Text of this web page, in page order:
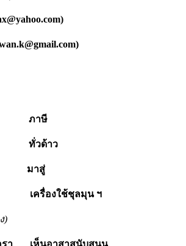
)
)
วง ภาษี
ดี ทั่วด้าว
มาสู่
เครื่องใช้ชุลมุน ฯ
)
รา เห็นอาสาสนับสนุน